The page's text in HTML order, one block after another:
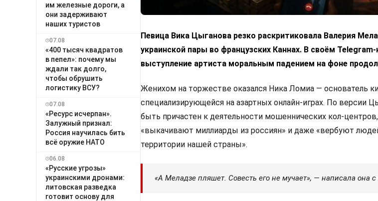
им железные дороги, а
они задерживают
наших туристов
07.08
«400 тысяч квадратов
в пепел»: почему мы
ждали так долго,
чтобы обрушить
логистику ВСУ?
07.08
«Ресурс исчерпан».
Залужный признал:
Россия научилась бить
всё оружие НАТО
06.08
«Русские угрозы»
украинскими дронами:
литовская разведка
готовит основу для
Певица Вика Цыганова резко раскритиковала Валерия
украинской пары во французских Каннах. В своём Telegram-
выступление артиста моральным падением на фоне
Женихом на торжестве оказался Ника Ломиа — основатель
специализирующейся на азартных онлайн-играх. По версии
быть причастен к деятельности мошеннических кол-
«выкачивают миллиарды из россиян» и даже «вербуют
территории нашей страны».
«А Меладзе пляшет. Совесть его не мучает», — написала она с